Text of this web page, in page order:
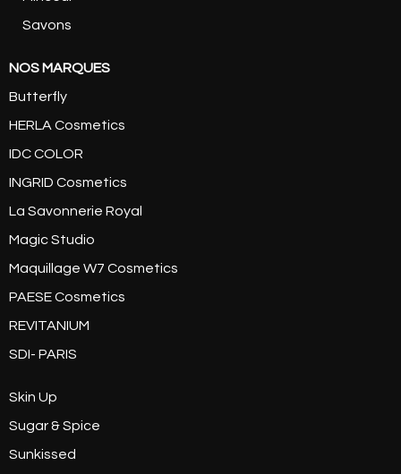
Savons
NOS MARQUES
Butterfly
HERLA Cosmetics
IDC COLOR
INGRID Cosmetics
La Savonnerie Royal
Magic Studio
Maquillage W7 Cosmetics
PAESE Cosmetics
REVITANIUM
SDI- PARIS
Skin Up
Sugar & Spice
Sunkissed